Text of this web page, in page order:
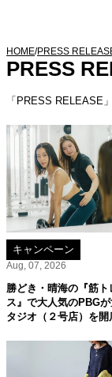
HOME/PRESS
PRESS
「PRESS RELEASE
キャンペーン
Aug, 07, 2026
勝どき・晴海の『筋ト
ス』で大人気のPBG
タジオ（２号店）を開